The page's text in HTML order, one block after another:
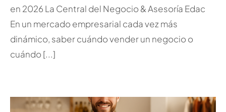
en 2026 La Central del Negocio & Asesoría Edac
En un mercado empresarial cada vez más
dinámico, saber cuándo vender un negocio o
cuándo [...]